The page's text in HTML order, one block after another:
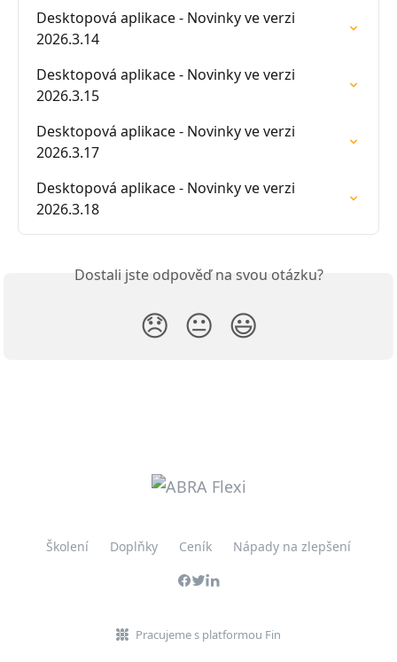
Desktopová aplikace - Novinky ve verzi
2026.3.14
Desktopová aplikace - Novinky ve verzi
2026.3.15
Desktopová aplikace - Novinky ve verzi
2026.3.17
Desktopová aplikace - Novinky ve verzi
2026.3.18
Dostali jste odpověď na svou otázku?
😞 😐 😃
Školení Doplňky Ceník Nápady na zlepšení
Pracujeme s platformou Fin